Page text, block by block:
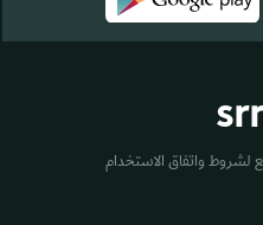
واتفاق الاستخدام